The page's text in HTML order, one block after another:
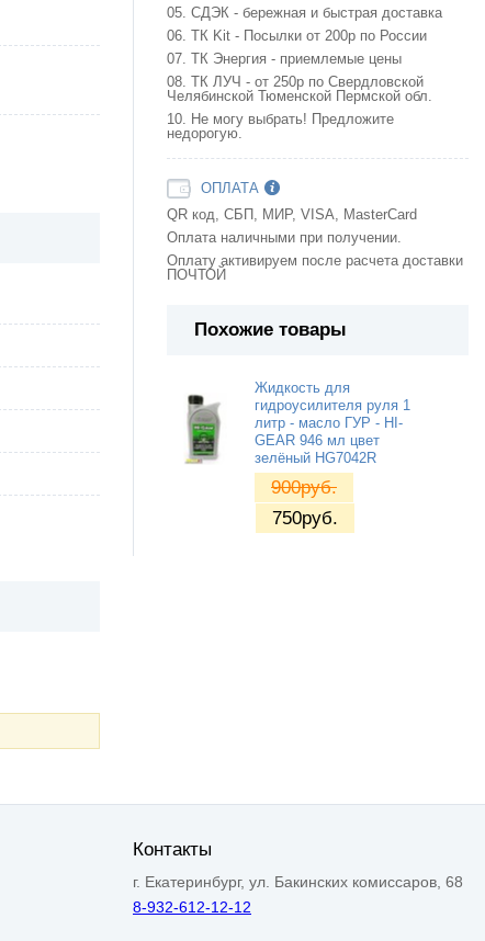
05. СДЭК - бережная и быстрая доставка
06. ТК Kit - Посылки от 200р по России
07. ТК Энергия - приемлемые цены
08. ТК ЛУЧ - от 250р по Свердловской
Челябинской Тюменской Пермской обл.
10. Не могу выбрать! Предложите
недорогую.
ОПЛАТА
QR код, СБП, МИР, VISA, MasterCard
Оплата наличными при получении.
Оплату активируем после расчета доставки
ПОЧТОЙ
Похожие товары
Жидкость для
гидроусилителя руля 1
литр - масло ГУР - HI-
GEAR 946 мл цвет
зелёный HG7042R
900руб.
750руб.
Контакты
г. Екатеринбург, ул. Бакинских комиссаров, 68
8-932-612-12-12